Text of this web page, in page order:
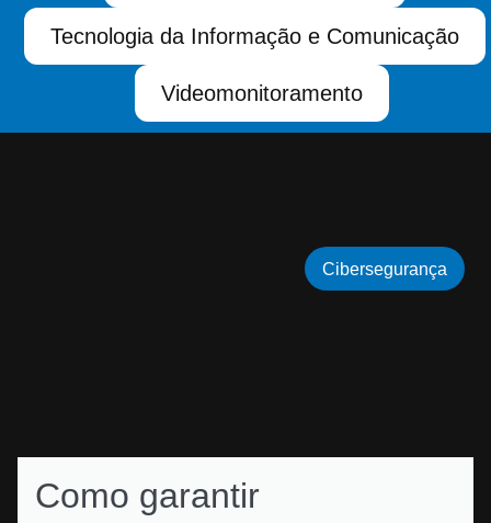
Tecnologia da Informação e Comunicação
Videomonitoramento
Como garantir
Cibersegurança